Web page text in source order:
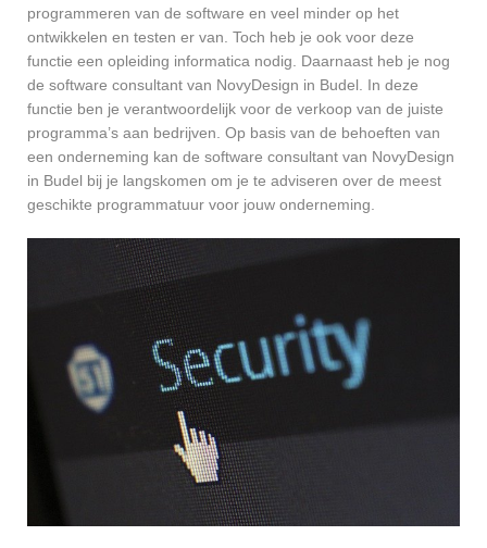
programmeren van de software en veel minder op het
ontwikkelen en testen er van. Toch heb je ook voor deze
functie een opleiding informatica nodig. Daarnaast heb je nog
de software consultant van NovyDesign in Budel. In deze
functie ben je verantwoordelijk voor de verkoop van de juiste
programma’s aan bedrijven. Op basis van de behoeften van
een onderneming kan de software consultant van NovyDesign
in Budel bij je langskomen om je te adviseren over de meest
geschikte programmatuur voor jouw onderneming.